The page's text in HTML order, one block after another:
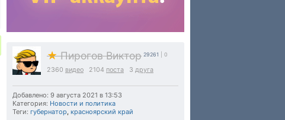
★Пирогов Виктор 29261 | 0
2360 видео 2104 поста 3 друга
Добавлено: 9 августа 2021 в 13:53
Категория: Новости и политика
Теги: губернатор, красноярский край